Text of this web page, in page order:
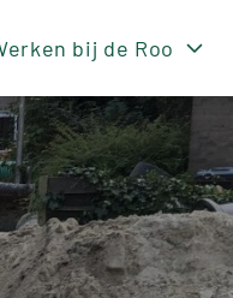
bij de Roo